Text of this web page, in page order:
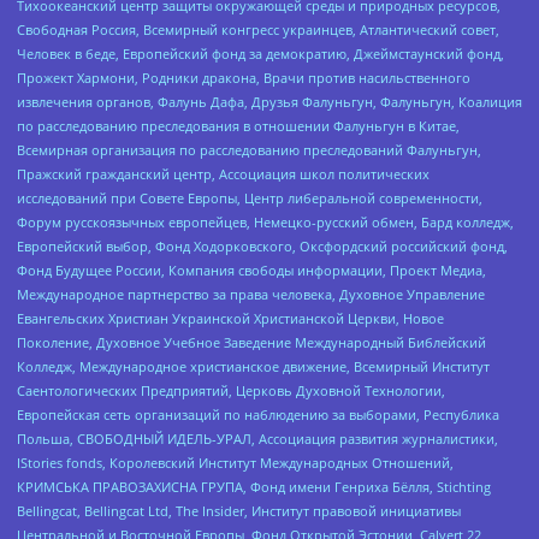
Тихоокеанский центр защиты окружающей среды и природных ресурсов,
Свободная Россия, Всемирный конгресс украинцев, Атлантический совет,
Человек в беде, Европейский фонд за демократию, Джеймстаунский фонд,
Прожект Хармони, Родники дракона, Врачи против насильственного
извлечения органов, Фалунь Дафа, Друзья Фалуньгун, Фалуньгун, Коалиция
по расследованию преследования в отношении Фалуньгун в Китае,
Всемирная организация по расследованию преследований Фалуньгун,
Пражский гражданский центр, Ассоциация школ политических
исследований при Совете Европы, Центр либеральной современности,
Форум русскоязычных европейцев, Немецко-русский обмен, Бард колледж,
Европейский выбор, Фонд Ходорковского, Оксфордский российский фонд,
Фонд Будущее России, Компания свободы информации, Проект Медиа,
Международное партнерство за права человека, Духовное Управление
Евангельских Христиан Украинской Христианской Церкви, Новое
Поколение, Духовное Учебное Заведение Международный Библейский
Колледж, Международное христианское движение, Всемирный Институт
Саентологических Предприятий, Церковь Духовной Технологии,
Европейская сеть организаций по наблюдению за выборами, Республика
Польша, СВОБОДНЫЙ ИДЕЛЬ-УРАЛ, Ассоциация развития журналистики,
IStories fonds, Королевский Институт Международных Отношений,
КРИМСЬКА ПРАВОЗАХИСНА ГРУПА, Фонд имени Генриха Бёлля, Stichting
Bellingcat, Bellingcat Ltd, The Insider, Институт правовой инициативы
Центральной и Восточной Европы, Фонд Открытой Эстонии, Calvert 22